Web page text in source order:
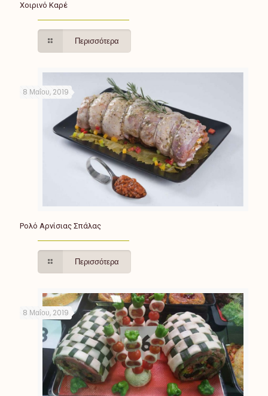
Χοιρινό Καρέ
Περισσότερα
8 Μαΐου, 2019
Ρολό Αρνίσιας Σπάλας
Περισσότερα
8 Μαΐου, 2019